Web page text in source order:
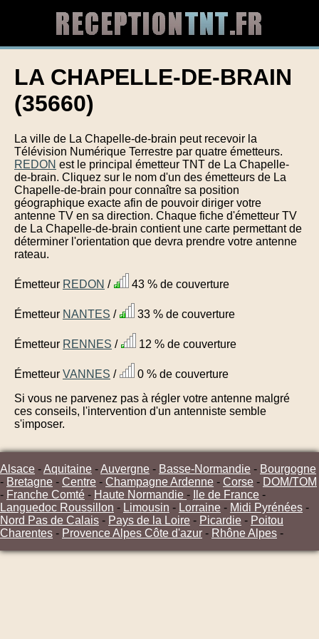
LA CHAPELLE-DE-BRAIN
(35660)
La ville de La Chapelle-de-brain peut recevoir la
Télévision Numérique Terrestre par quatre émetteurs.
REDON est le principal émetteur TNT de La Chapelle-
de-brain. Cliquez sur le nom d'un des émetteurs de La
Chapelle-de-brain pour connaître sa position
géographique exacte afin de pouvoir diriger votre
antenne TV en sa direction. Chaque fiche d'émetteur TV
de La Chapelle-de-brain contient une carte permettant de
déterminer l'orientation que devra prendre votre antenne
rateau.
Émetteur REDON / 43 % de couverture
Émetteur NANTES / 33 % de couverture
Émetteur RENNES / 12 % de couverture
Émetteur VANNES /
0 % de couverture
Si vous ne parvenez pas à régler votre antenne malgré
ces conseils, l'intervention d'un antenniste semble
s'imposer.
Alsace -Aquitaine -Auvergne - Basse-Normandie - Bourgogne
- Bretagne - Centre - Champagne Ardenne - Corse - DOM/TOM
- Franche Comté - Haute Normandie - Ile de France -
Languedoc Roussillon - Limousin - Lorraine - Midi Pyrénées -
Nord Pas de Calais - Pays de la Loire - Picardie - Poitou
Charentes - Provence Alpes Côte d'azur - Rhône Alpes -